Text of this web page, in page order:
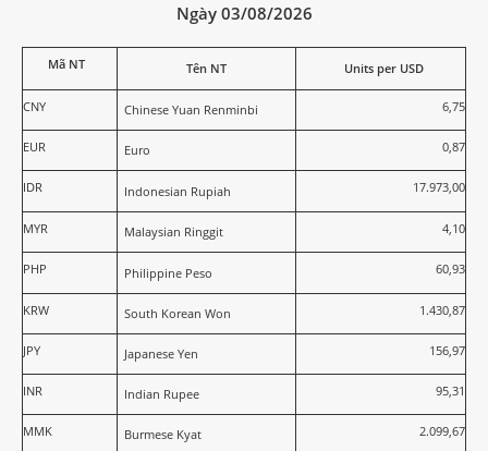
Ngày 03/08/2026
Mã NT Tên NT Units per USD
CNY Chinese Yuan Renminbi 6,75
EUR Euro 0,87
IDR Indonesian Rupiah 17.973,00
MYR Malaysian Ringgit 4,10
PHP Philippine Peso 60,93
KRW South Korean Won 1.430,87
JPY Japanese Yen 156,97
INR Indian Rupee 95,31
MMK Burmese Kyat 2.099,67